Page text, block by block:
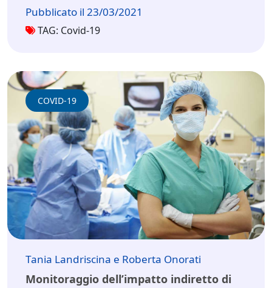
Pubblicato il 23/03/2021
TAG: Covid-19
COVID-19
Tania Landriscina e Roberta Onorati
Monitoraggio dell’impatto indiretto di